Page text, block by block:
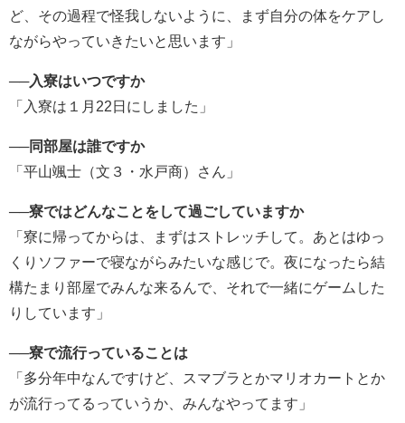
ど、その過程で怪我しないように、まず自分の体をケアし
ながらやっていきたいと思います」
──入寮はいつですか
「入寮は１月22日にしました」
──同部屋は誰ですか
「平山颯士（文３・水戸商）さん」
──寮ではどんなことをして過ごしていますか
「寮に帰ってからは、まずはストレッチして。あとはゆっ
くりソファーで寝ながらみたいな感じで。夜になったら結
構たまり部屋でみんな来るんで、それで一緒にゲームした
りしています」
──寮で流行っていることは
「多分年中なんですけど、スマブラとかマリオカートとか
が流行ってるっていうか、みんなやってます」